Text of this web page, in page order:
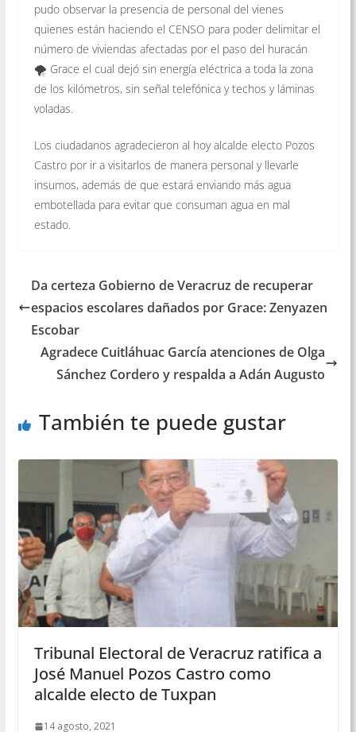
pudo observar la presencia de personal del vienes
quienes están haciendo el CENSO para poder delimitar el
número de viviendas afectadas por el paso del huracán
🌪 Grace el cual dejó sin energía eléctrica a toda la zona
de los kilómetros, sin señal telefónica y techos y láminas
voladas.
Los ciudadanos agradecieron al hoy alcalde electo Pozos
Castro por ir a visitarlos de manera personal y llevarle
insumos, además de que estará enviando más agua
embotellada para evitar que consuman agua en mal
estado.
Da certeza Gobierno de Veracruz de recuperar
espacios escolares dañados por Grace: Zenyazen
Escobar
Agradece Cuitláhuac García atenciones de Olga
Sánchez Cordero y respalda a Adán Augusto
También te puede gustar
Tribunal Electoral de Veracruz ratifica a
José Manuel Pozos Castro como
alcalde electo de Tuxpan
14 agosto, 2021